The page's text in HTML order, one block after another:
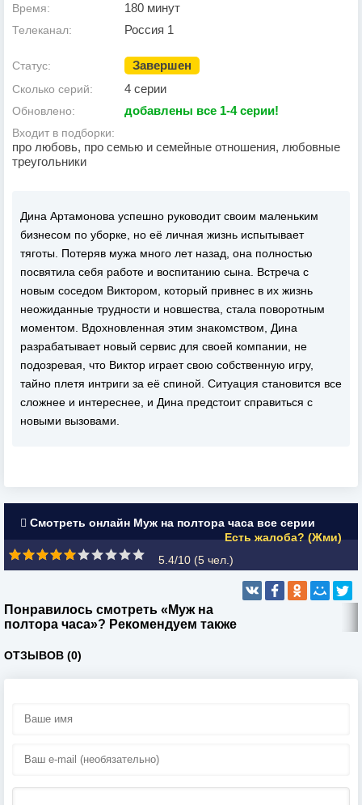
Время: 180 минут
Телеканал: Россия 1
Статус: Завершен
Сколько серий: 4 серии
Обновлено: добавлены все 1-4 серии!
Входит в подборки:
про любовь, про семью и семейные отношения, любовные
треугольники
Дина Артамонова успешно руководит своим маленьким
бизнесом по уборке, но её личная жизнь испытывает
тяготы. Потеряв мужа много лет назад, она полностью
посвятила себя работе и воспитанию сына. Встреча с
новым соседом Виктором, который привнес в их жизнь
неожиданные трудности и новшества, стала поворотным
моментом. Вдохновленная этим знакомством, Дина
разрабатывает новый сервис для своей компании, не
подозревая, что Виктор играет свою собственную игру,
тайно плетя интриги за её спиной. Ситуация становится все
сложнее и интереснее, и Дина предстоит справиться с
новыми вызовами.
Смотреть онлайн Муж на полтора часа все серии
Есть жалоба? (Жми)
5.4/10 (5 чел.)
Понравилось смотреть «Муж на
полтора часа»? Рекомендуем также
ОТЗЫВОВ (0)